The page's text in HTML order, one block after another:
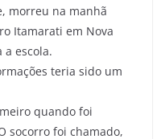
morreu na manhã
Itamarati em Nova
escola.
teria sido um
quando foi
socorro foi chamado,